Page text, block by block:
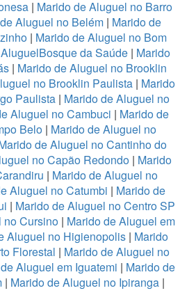
| Marido de Aluguel no Barro
Aluguel no Belém | Marido de
| Marido de Aluguel no Bom
da Saúde | Marido
| Marido de Aluguel no Brooklin
no Brooklin Paulista | Marido
Paulista | Marido de Aluguel no
Aluguel no Cambuci | Marido de
Belo | Marido de Aluguel no
de Aluguel no Cantinho do
no Capão Redondo| Marido
| Marido de Aluguel no
Aluguel no Catumbi | Marido de
| Marido de Aluguel no Centro SP
no Cursino | Marido de Aluguel em
Aluguel no Higienopolis| Marido
Florestal | Marido de Aluguel no
Aluguel em Iguatemi | Marido de
| Marido de Aluguel no Ipiranga |